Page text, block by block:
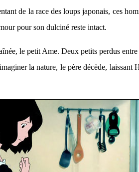
de la race des loups japonais, ces
pour son dulciné reste intact.
le petit Ame. Deux petits perdus
la nature, le père décède,